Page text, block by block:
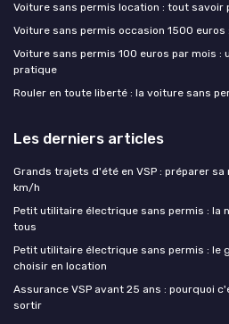
Voiture sans permis location : tout savoir
Voiture sans permis occasion 1500
Voiture sans permis 100 euros par mois :
pratique
Rouler en toute liberté : la voiture sans
Les derniers articles
Grands trajets d'été en VSP : préparer
km/h
Petit utilitaire électrique sans permis : la
tous
Petit utilitaire électrique sans permis : le
choisir en location
Assurance VSP avant 25 ans : pourquoi
sortir